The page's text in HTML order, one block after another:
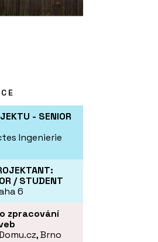
- SENIOR
Ingenierie
/ STUDENT
6
zpracování
Brno